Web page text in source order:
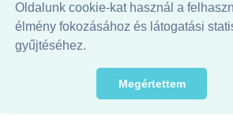
Oldalunk cookie-kat használ a
élmény fokozásához és látogatási
gyűjtéséhez.
Megértettem
Pelsőczy Réka